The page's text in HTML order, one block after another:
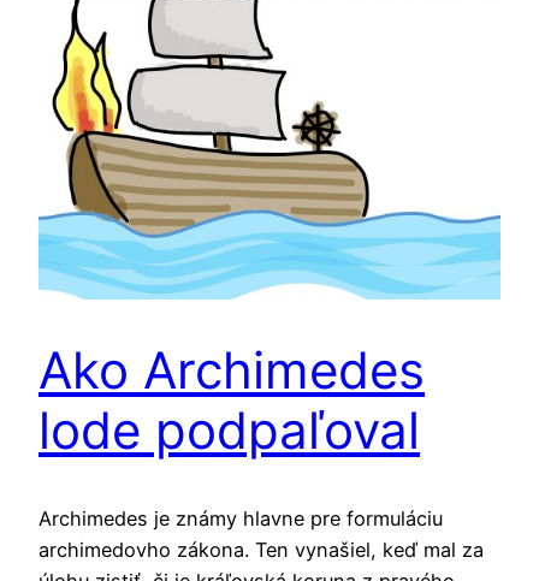
Ako Archimedes
lode podpaľoval
Archimedes je známy hlavne pre formuláciu
archimedovho zákona. Ten vynašiel, keď mal za